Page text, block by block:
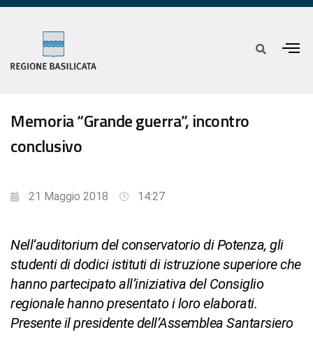
Memoria “Grande guerra”, incontro
conclusivo
21 Maggio 2018 14:27
Nell’auditorium del conservatorio di Potenza, gli
studenti di dodici istituti di istruzione superiore che
hanno partecipato all’iniziativa del Consiglio
regionale hanno presentato i loro elaborati.
Presente il presidente dell’Assemblea Santarsiero